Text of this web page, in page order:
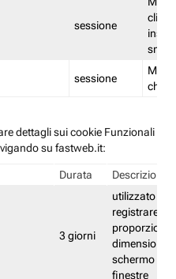
sessione
sessione
dettagli sui cookie Funzionali
su fastweb.it:
Durata Descrizione
3 giorni
utilizzato per
registrare le
proporzioni
dimensioni
schermo e
finestre